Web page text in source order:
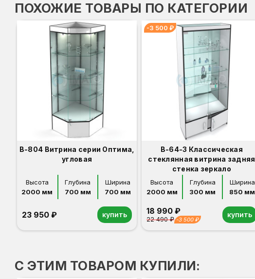
ПОХОЖИЕ ТОВАРЫ ПО КАТЕГОРИИ
В-804 Витрина серии Оптима,
угловая
Высота
2000 мм
Глубина
700 мм
Ширина
700 мм
23 950 ₽ купить
-3 500 ₽
В-64-З Классическая
стеклянная витрина задняя
стенка зеркало
Высота
2000 мм
Глубина
300 мм
Ширина
850 мм
18 990 ₽
22 490 ₽ -3 500 ₽
купить
С ЭТИМ ТОВАРОМ КУПИЛИ: